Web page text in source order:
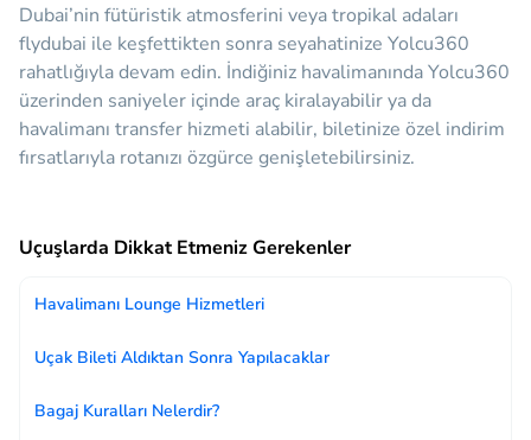
Dubai’nin fütüristik atmosferini veya tropikal adaları
flydubai ile keşfettikten sonra seyahatinize Yolcu360
rahatlığıyla devam edin. İndiğiniz havalimanında Yolcu360
üzerinden saniyeler içinde araç kiralayabilir ya da
havalimanı transfer hizmeti alabilir, biletinize özel indirim
fırsatlarıyla rotanızı özgürce genişletebilirsiniz.
Uçuşlarda Dikkat Etmeniz Gerekenler
Havalimanı Lounge Hizmetleri
Uçak Bileti Aldıktan Sonra Yapılacaklar
Bagaj Kuralları Nelerdir?